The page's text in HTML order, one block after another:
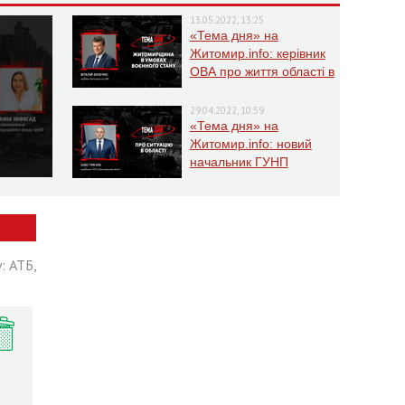
13.05.2022, 13:25
«Тема дня» на
Житомир.info: керівник
ОВА про життя області в
29.04.2022, 10:59
«Тема дня» на
Житомир.info: новий
начальник ГУНП
АТБ,